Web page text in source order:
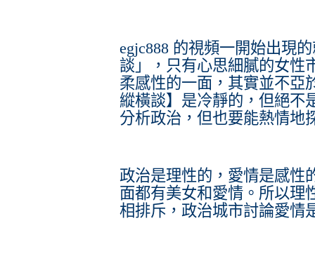
egjc888 的視頻一開始出現
談」，只有心思細膩的女性
柔感性的一面，其實並不亞
縱橫談】是冷靜的，但絕不
分析政治，但也要能熱情地
政治是理性的，愛情是感性
面都有美女和愛情。所以理
相排斥，政治城市討論愛情